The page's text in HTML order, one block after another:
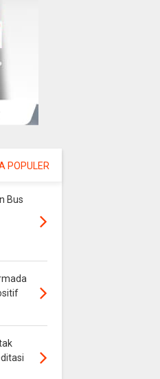
Armada Damkar,
POPULER
Bus